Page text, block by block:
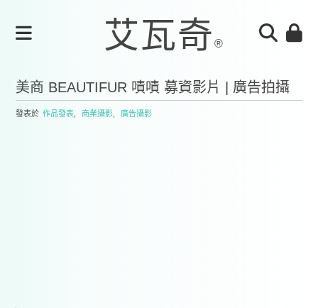
美商 BEAUTIFUR 嘖嘖 募資影片 | 廣告拍攝
發表於 作品發表 商業攝影 廣告攝影